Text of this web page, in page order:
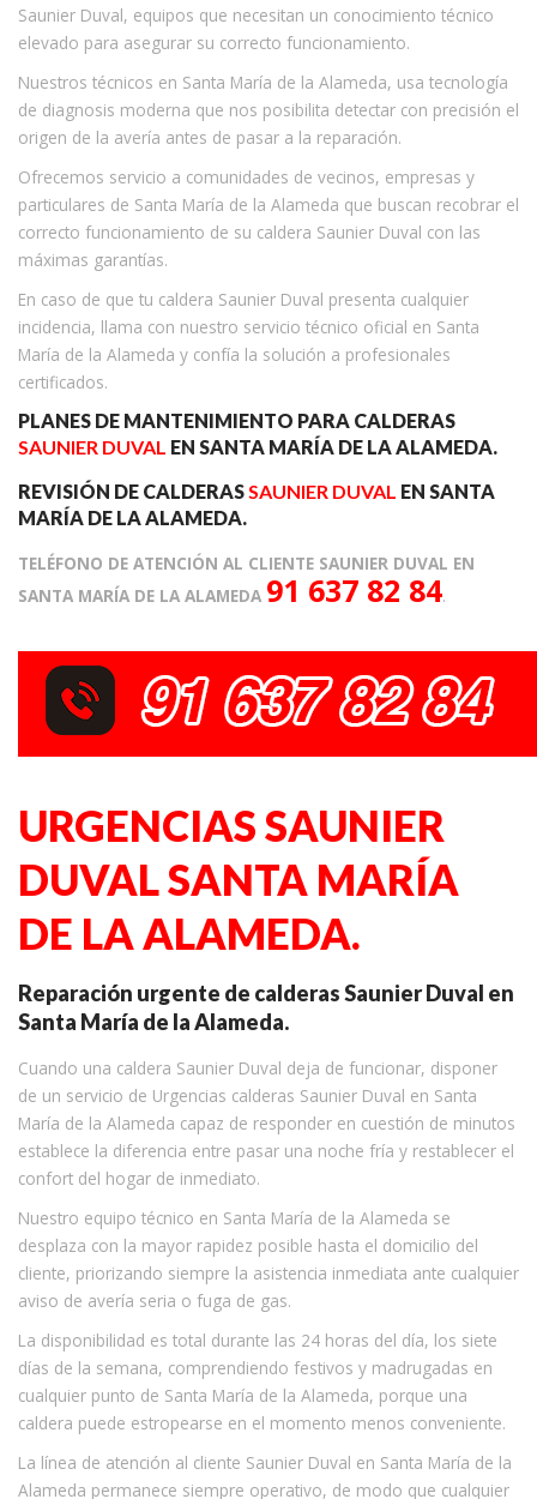
Saunier Duval, equipos que necesitan un conocimiento técnico
elevado para asegurar su correcto funcionamiento.
Nuestros técnicos en Santa María de la Alameda, usa tecnología
de diagnosis moderna que nos posibilita detectar con precisión el
origen de la avería antes de pasar a la reparación.
Ofrecemos servicio a comunidades de vecinos, empresas y
particulares de Santa María de la Alameda que buscan recobrar el
correcto funcionamiento de su caldera Saunier Duval con las
máximas garantías.
En caso de que tu caldera Saunier Duval presenta cualquier
incidencia, llama con nuestro servicio técnico oficial en Santa
María de la Alameda y confía la solución a profesionales
certificados.
PLANES DE MANTENIMIENTO PARA CALDERAS
SAUNIER DUVAL EN SANTA MARÍA DE LA ALAMEDA.
REVISIÓN DE CALDERASSAUNIER DUVAL EN SANTA
MARÍA DE LA ALAMEDA.
TELÉFONO DE ATENCIÓN AL CLIENTE SAUNIER DUVAL EN
SANTA MARÍA DE LA ALAMEDA 91 637 82 84.
URGENCIAS SAUNIER
DUVAL SANTA MARÍA
DE LA ALAMEDA.
Reparación urgente de calderas Saunier Duval en
Santa María de la Alameda.
Cuando una caldera Saunier Duval deja de funcionar, disponer
de un servicio de Urgencias calderas Saunier Duval en Santa
María de la Alameda capaz de responder en cuestión de minutos
establece la diferencia entre pasar una noche fría y restablecer el
confort del hogar de inmediato.
Nuestro equipo técnico en Santa María de la Alameda se
desplaza con la mayor rapidez posible hasta el domicilio del
cliente, priorizando siempre la asistencia inmediata ante cualquier
aviso de avería seria o fuga de gas.
La disponibilidad es total durante las 24 horas del día, los siete
días de la semana, comprendiendo festivos y madrugadas en
cualquier punto de Santa María de la Alameda, porque una
caldera puede estropearse en el momento menos conveniente.
La línea de atención al cliente Saunier Duval en Santa María de la
Alameda permanece siempre operativo, de modo que cualquier